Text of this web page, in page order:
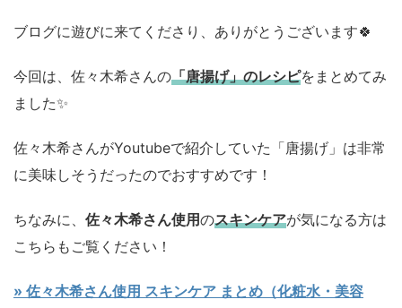
ブログに遊びに来てくださり、ありがとうございます🍀
今回は、佐々木希さんの「唐揚げ」のレシピをまとめてみ
ました✨
佐々木希さんがYoutubeで紹介していた「唐揚げ」は非常
に美味しそうだったのでおすすめです！
ちなみに、 佐々木希さん使用のスキンケアが気になる方は
こちらもご覧ください！
» 佐々木希さん使用 スキンケア まとめ（化粧水・美容